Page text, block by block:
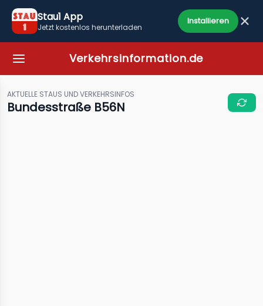
Stau1 App
Jetzt kostenlos herunterladen
Installieren
Verkehrsinformation.de
AKTUELLE STAUS UND VERKEHRSINFOS
Bundesstraße B56N